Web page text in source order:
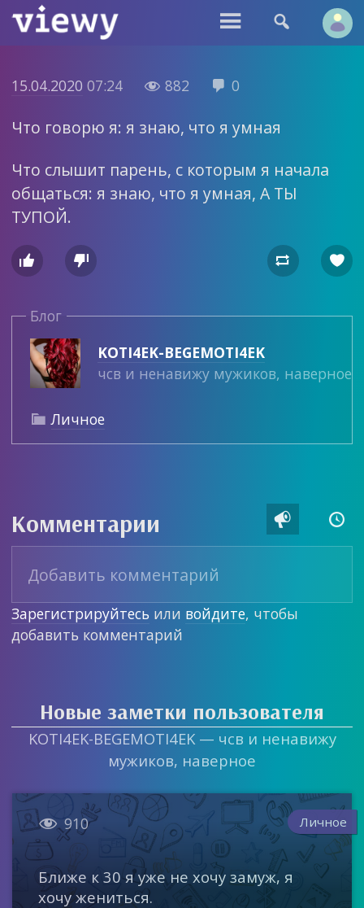
 
15.04.2020 07:24  882  0
Что говорю я: я знаю, что я умная
Что слышит парень, с которым я начала
общаться: я знаю, что я умная, А ТЫ
ТУПОЙ.
   
Блог
KOTI4EK-BEGEMOTI4EK
чсв и ненавижу мужиков, наверное
 Личное
Комментарии  
Зарегистрируйтесь или войдите, чтобы
добавить комментарий
Новые заметки пользователя
KOTI4EK-BEGEMOTI4EK — чсв и ненавижу
мужиков, наверное
 910 Личное
Ближе к 30 я уже не хочу замуж, я
хочу жениться.